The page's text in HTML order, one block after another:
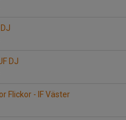
DJ
Flickor - IF Väster